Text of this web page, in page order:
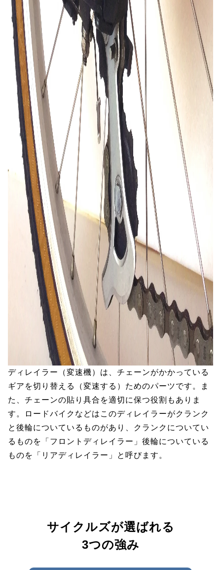
ディレイラー（変速機）は、チェーンがかかっている
ギアを切り替える（変速する）ためのパーツです。ま
た、チェーンの貼り具合を適切に保つ役割もありま
す。ロードバイクなどはこのディレイラーがクランク
と後輪についているものがあり、クランクについてい
るものを「フロントディレイラー」後輪についている
ものを「リアディレイラー」と呼びます。
サイクルズが選ばれる
3つの強み